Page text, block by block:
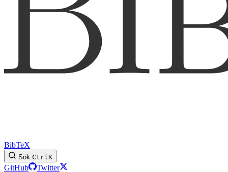
BibTeX
Sök CtrlK
GitHub
Twitter